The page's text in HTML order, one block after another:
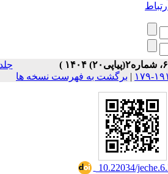
جلد
| برگشت به فهرست نسخه ها
10.22034/